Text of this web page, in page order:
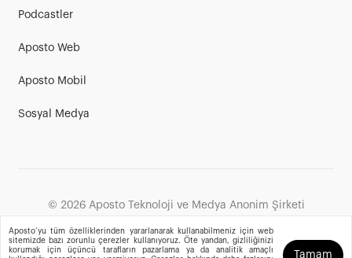
Podcastler
Aposto Web
Aposto Mobil
Sosyal Medya
© 2026Aposto Teknoloji ve Medya Anonim Şirketi
Aposto’yu tüm özelliklerinden yararlanarak kullanabilmeniz için web
sitemizde bazı zorunlu çerezler kullanıyoruz. Öte yandan, gizliliğinizi
korumak için üçüncü tarafların pazarlama ya da analitik amaçlı
Tamam